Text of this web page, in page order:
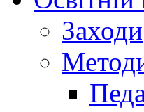
Заходи